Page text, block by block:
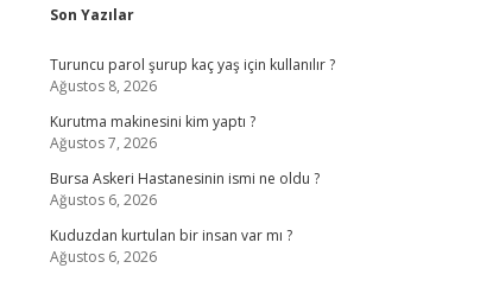
Sidebar
Son Yazılar
Turuncu parol şurup kaç yaş için kullanılır ?
Ağustos 8, 2026
Kurutma makinesini kim yaptı ?
Ağustos 7, 2026
Bursa Askeri Hastanesinin ismi ne oldu ?
Ağustos 6, 2026
Kuduzdan kurtulan bir insan var mı ?
Ağustos 6, 2026